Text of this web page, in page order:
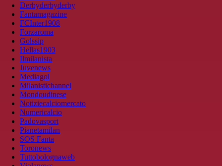
Derbyderbyderby
Fantamagazine
FCInter1908
Forzaroma
Golssip
Hellas1903
Ilmilanista
Juvenews
Mediagol
Milanistichannel
Mondoudinese
Notiziecalciomercato
Numericalcio
Padovasport
Pianetamilan
SOS Fanta
Toronews
Tuttobolognaweb